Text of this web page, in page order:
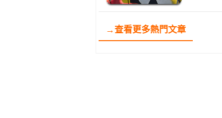
→查看更多熱門文章